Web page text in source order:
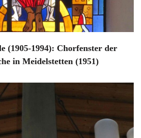
(1905-1994): Chorfenster der
in Meidelstetten (1951)